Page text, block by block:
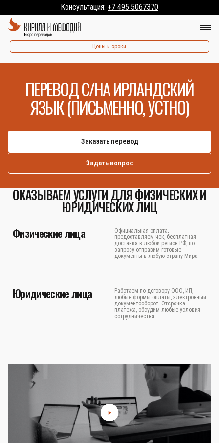
Консультация: +7 495 5067370
Цены и сроки
ПЕРЕВОД С/НА ИРЛАНДСКИЙ
ЯЗЫК (ПИСЬМЕННО, УСТНО)
Заказать перевод
Задать вопрос
ОКАЗЫВАЕМ УСЛУГИ ДЛЯ ФИЗИЧЕСКИХ И
ЮРИДИЧЕСКИХ ЛИЦ
Физические лица
Официальная оплата,
предоставляем чек, бесплатная
доставка в любой регион РФ, по
запросу отправим готовые
документы в любую страну Мира.
Юридические лица
Работаем по договору ООО, ИП,
любые формы оплаты, электронный
документооборот. Отсрочка
платежа, обсудим любые условия
сотрудничества.